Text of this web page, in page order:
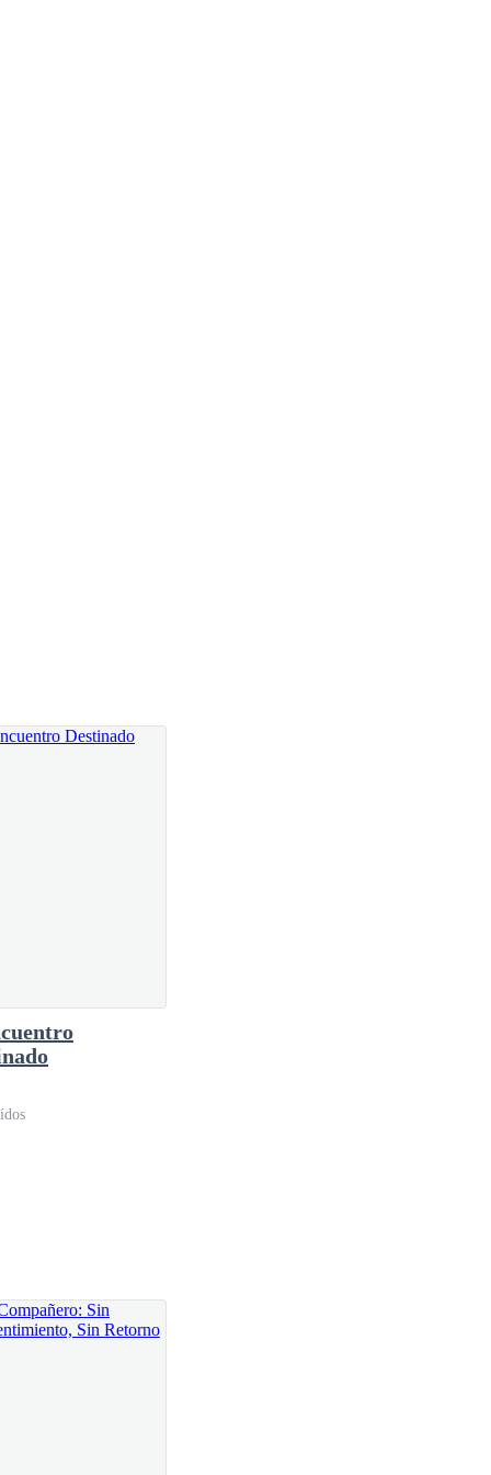
¿Así es como cuidas a tu familia?
tirada en la nieve, supe que no había lugar
a mi madre: